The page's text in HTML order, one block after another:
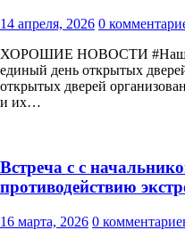
14 апреля, 2026 0
ХОРОШИЕ НОВОСТИ
единый день открытых
открытых дверей
и их…
Встреча с с
противодействию
16 марта, 2026 0